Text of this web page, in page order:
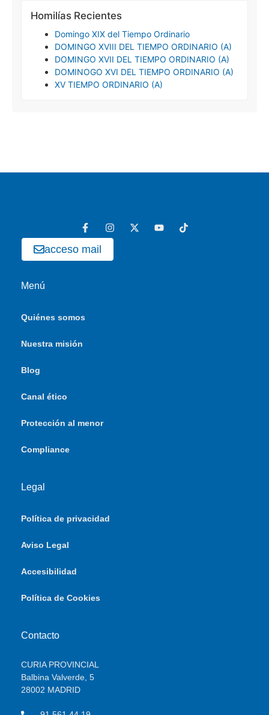
Homilías Recientes
Domingo XIX del Tiempo Ordinario
DOMINGO XVIII DEL TIEMPO ORDINARIO (A)
DOMINGO XVII DEL TIEMPO ORDINARIO (A)
DOMINOGO XVI DEL TIEMPO ORDINARIO (A)
XV TIEMPO ORDINARIO (A)
acceso mail
Menú
Quiénes somos
Nuestra misión
Blog
Canal ético
Protección al menor
Compliance
Legal
Política de privacidad
Aviso Legal
Accesibilidad
Política de Cookies
Contacto
CURIA PROVINCIAL
Balbina Valverde, 5
28002 MADRID